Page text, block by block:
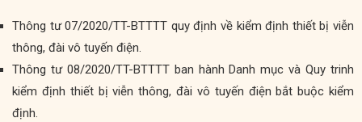
Thông tư 07/2020/TT-BTTTT quy định về kiểm định thiết bị viễn
thông, đài vô tuyến điện.
Thông tư 08/2020/TT-BTTTT ban hành Danh mục và Quy trinh
kiểm định thiết bị viễn thông, đài vô tuyến điện bắt buộc kiểm
định.